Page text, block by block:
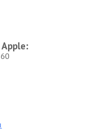
Apple: